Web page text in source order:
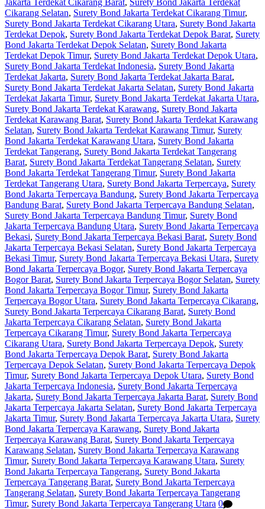
Cikarang Selatan, Surety Bond Jakarta Terdekat Cikarang Timur,
Surety Bond Jakarta Terdekat Cikarang Utara, Surety Bond Jakarta
Terdekat Depok, Surety Bond Jakarta Terdekat Depok Barat, Surety
Bond Jakarta Terdekat Depok Selatan, Surety Bond Jakarta
Terdekat Depok Timur, Surety Bond Jakarta Terdekat Depok Utara,
Surety Bond Jakarta Terdekat Indonesia, Surety Bond Jakarta
Terdekat Jakarta, Surety Bond Jakarta Terdekat Jakarta Barat,
Surety Bond Jakarta Terdekat Jakarta Selatan, Surety Bond Jakarta
Terdekat Jakarta Timur, Surety Bond Jakarta Terdekat Jakarta Utara,
Surety Bond Jakarta Terdekat Karawang, Surety Bond Jakarta
Terdekat Karawang Barat, Surety Bond Jakarta Terdekat Karawang
Selatan, Surety Bond Jakarta Terdekat Karawang Timur, Surety
Bond Jakarta Terdekat Karawang Utara, Surety Bond Jakarta
Terdekat Tangerang, Surety Bond Jakarta Terdekat Tangerang
Barat, Surety Bond Jakarta Terdekat Tangerang Selatan, Surety
Bond Jakarta Terdekat Tangerang Timur, Surety Bond Jakarta
Terdekat Tangerang Utara, Surety Bond Jakarta Terpercaya, Surety
Bond Jakarta Terpercaya Bandung, Surety Bond Jakarta Terpercaya
Bandung Barat, Surety Bond Jakarta Terpercaya Bandung Selatan,
Surety Bond Jakarta Terpercaya Bandung Timur, Surety Bond
Jakarta Terpercaya Bandung Utara, Surety Bond Jakarta Terpercaya
Bekasi, Surety Bond Jakarta Terpercaya Bekasi Barat, Surety Bond
Jakarta Terpercaya Bekasi Selatan, Surety Bond Jakarta Terpercaya
Bekasi Timur, Surety Bond Jakarta Terpercaya Bekasi Utara, Surety
Bond Jakarta Terpercaya Bogor, Surety Bond Jakarta Terpercaya
Bogor Barat, Surety Bond Jakarta Terpercaya Bogor Selatan, Surety
Bond Jakarta Terpercaya Bogor Timur, Surety Bond Jakarta
Terpercaya Bogor Utara, Surety Bond Jakarta Terpercaya Cikarang,
Surety Bond Jakarta Terpercaya Cikarang Barat, Surety Bond
Jakarta Terpercaya Cikarang Selatan, Surety Bond Jakarta
Terpercaya Cikarang Timur, Surety Bond Jakarta Terpercaya
Cikarang Utara, Surety Bond Jakarta Terpercaya Depok, Surety
Bond Jakarta Terpercaya Depok Barat, Surety Bond Jakarta
Terpercaya Depok Selatan, Surety Bond Jakarta Terpercaya Depok
Timur, Surety Bond Jakarta Terpercaya Depok Utara, Surety Bond
Jakarta Terpercaya Indonesia, Surety Bond Jakarta Terpercaya
Jakarta, Surety Bond Jakarta Terpercaya Jakarta Barat, Surety Bond
Jakarta Terpercaya Jakarta Selatan, Surety Bond Jakarta Terpercaya
Jakarta Timur, Surety Bond Jakarta Terpercaya Jakarta Utara, Surety
Bond Jakarta Terpercaya Karawang, Surety Bond Jakarta
Terpercaya Karawang Barat, Surety Bond Jakarta Terpercaya
Karawang Selatan, Surety Bond Jakarta Terpercaya Karawang
Timur, Surety Bond Jakarta Terpercaya Karawang Utara, Surety
Bond Jakarta Terpercaya Tangerang, Surety Bond Jakarta
Terpercaya Tangerang Barat, Surety Bond Jakarta Terpercaya
Tangerang Selatan, Surety Bond Jakarta Terpercaya Tangerang
Timur, Surety Bond Jakarta Terpercaya Tangerang Utara 0